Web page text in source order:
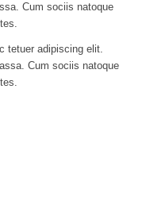
Cum sociis natoque
tetuer adipiscing elit.
Cum sociis natoque